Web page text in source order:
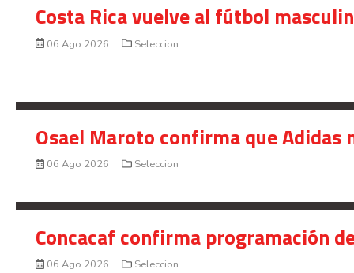
Costa Rica vuelve al fútbol
06 Ago 2026 Seleccion
Osael Maroto confirma que Adidas
06 Ago 2026 Seleccion
Concacaf confirma programación
06 Ago 2026 Seleccion